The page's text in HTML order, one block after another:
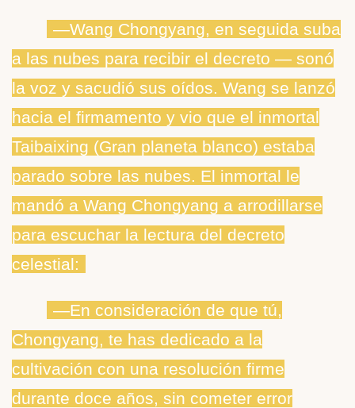
―Wang Chongyang, en seguida suba
a las nubes para recibir el decreto ― sonó
la voz y sacudió sus oídos. Wang se lanzó
hacia el firmamento y vio que el inmortal
Taibaixing (Gran planeta blanco) estaba
parado sobre las nubes. El inmortal le
mandó a Wang Chongyang a arrodillarse
para escuchar la lectura del decreto
celestial:
―En consideración de que tú,
Chongyang, te has dedicado a la
cultivación con una resolución firme
durante doce años, sin cometer error